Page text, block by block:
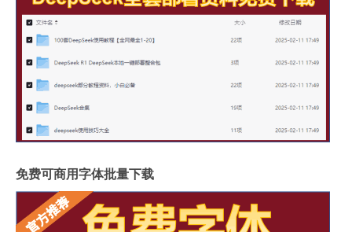
免费可商用字体批量下载